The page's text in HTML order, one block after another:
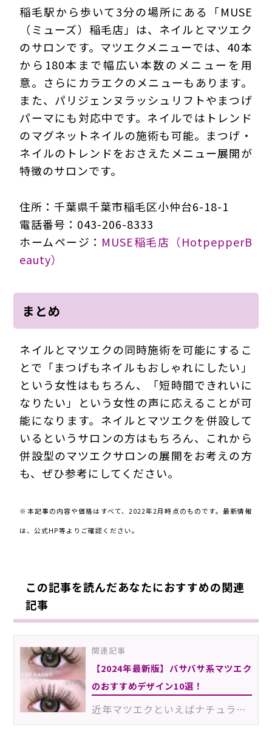
稲毛駅から歩いて3分の場所にある「MUSE
（ミューズ）稲毛店」は、ネイルとマツエク
のサロンです。マツエクメニューでは、40本
から180本まで幅広い本数のメニューを用
意。さらにカラエクのメニューもあります。
また、パリジェンヌラッシュリフトやまつげ
パーマにも対応中です。ネイルではトレンド
のマグネットネイルの施術も可能。まつげ・
ネイルのトレンドをおさえたメニュー展開が
特徴のサロンです。
住所：千葉県千葉市稲毛区小仲台6-18-1
電話番号：043-206-8333
ホームページ： MUSE稲毛店（HotpepperB
eauty）
まとめ
ネイルとマツエクの同時施術を可能にするこ
とで「まつげもネイルもおしゃれにしたい」
という女性はもちろん、「短時間できれいに
なりたい」という女性の声に応えることが可
能になります。ネイルとマツエクを併設して
いるというサロンの方はもちろん、これから
併設型のマツエクサロンの展開をお考えの方
も、ぜひ参考にしてください。
※本記事の内容や価格はすべて、2022年2月時点のものです。最新情報
は、公式HP等よりご確認ください。
この記事を読んだあなたにおすすめの関連
記事
関連記事
【2024年最新版】バサバサ系マツエク
のおすすめデザイン10選！
近年マツエクといえばナチュラル系が主流ですが、バサバサ系マツエクに惹かれるお客様も増加中。中には…